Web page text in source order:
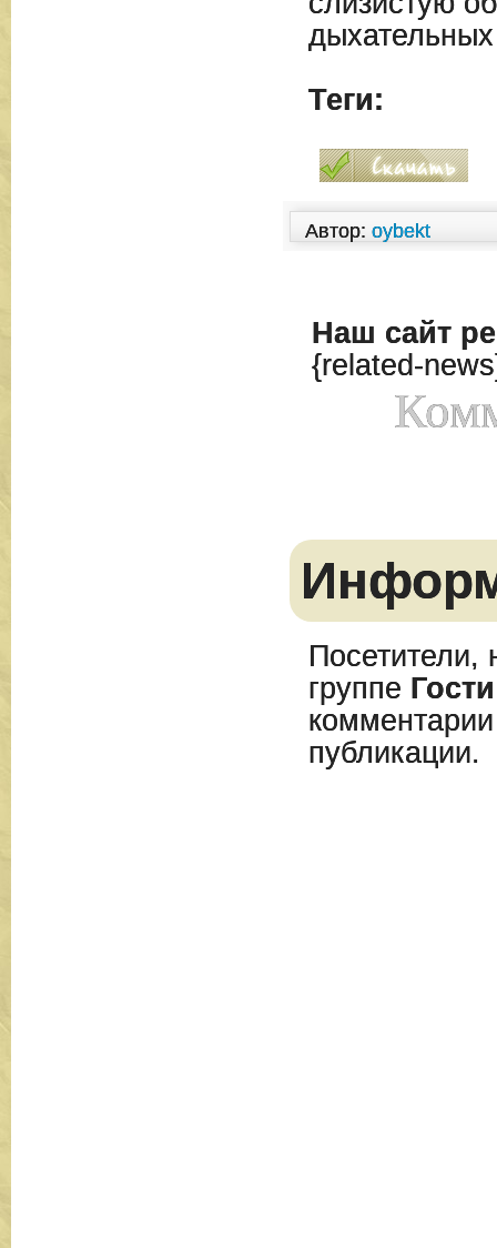
Теги:
Автор: oybekt
Наш сайт
{related-
Посетители,
группе Гости
публикации.